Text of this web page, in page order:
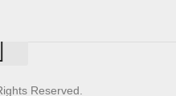
Reserved.